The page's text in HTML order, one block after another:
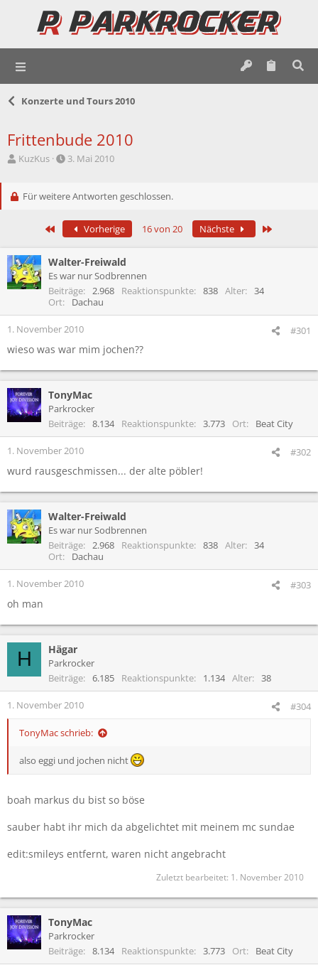
Konzerte und Tours 2010
Frittenbude 2010
E
t
r
KuzKus
E
t
l
l
a
m
3. Mai 2010
Für weitere Antworten geschlossen.
Erste Vorherige 16 von 20 Nächste
Walter-Freiwald
Es war nur Sodbrennen
Beiträge
2.968 Reaktionspunkte 838 Alter
34
Ort
Dachau
1. November 2010 #301
wieso was war mim jochen??
TonyMac
Parkrocker
Beiträge
8.134 Reaktionspunkte 3.773 Ort Beat City
1. November 2010 #302
wurd rausgeschmissen... der alte pöbler!
Walter-Freiwald
Es war nur Sodbrennen
Beiträge
2.968 Reaktionspunkte 838 Alter
34
Ort
Dachau
1. November 2010 #303
oh man
H Hägar
Parkrocker
Beiträge
6.185 Reaktionspunkte 1.134 Alter 38
1. November 2010 #304
TonyMac schrieb:
also eggi und jochen nicht
boah markus du bist so böse
sauber habt ihr mich da abgelichtet mit meinem mc sundae
edit:smileys entfernt, waren nicht angebracht
Zuletzt bearbeitet: 1. November 2010
TonyMac
Parkrocker
Beiträge
8.134 Reaktionspunkte 3.773 Ort Beat City